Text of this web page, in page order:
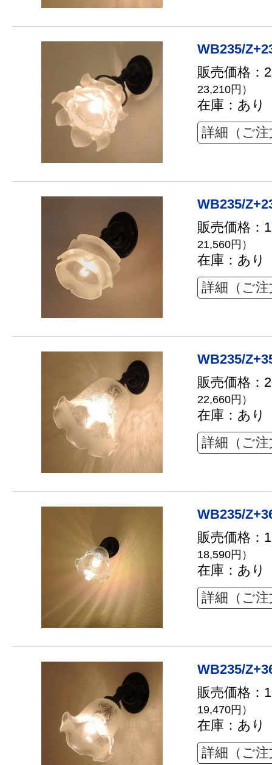
WB235/
販売価格：
23,210円）
在庫：あり
詳細（ご
WB235/
販売価格：
21,560円）
在庫：あり
詳細（ご
WB235/
販売価格：
22,660円）
在庫：あり
詳細（ご
WB235/
販売価格：
18,590円）
在庫：あり
詳細（ご
WB235/
販売価格：
19,470円）
在庫：あり
詳細（ご